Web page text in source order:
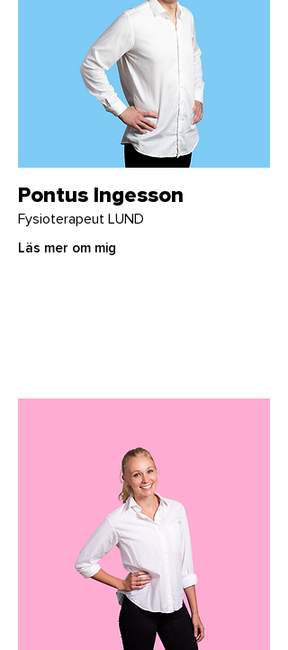
Pontus Ingesson
Fysioterapeut LUND
Läs mer om mig